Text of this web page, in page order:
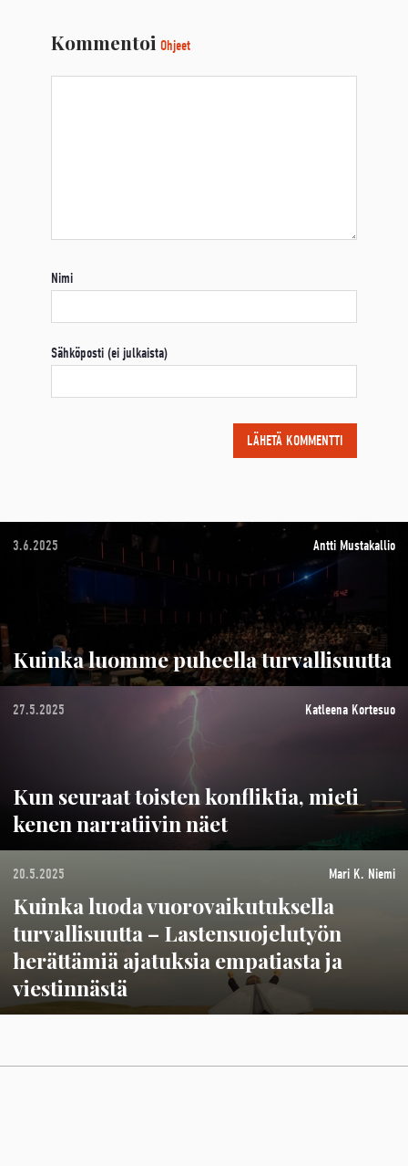
Kommentoi Ohjeet
Nimi
Sähköposti (ei julkaista)
3.6.2025 Antti Mustakallio
Kuinka luomme puheella turvallisuutta
27.5.2025 Katleena Kortesuo
Kun seuraat toisten konfliktia, mieti
kenen narratiivin näet
20.5.2025 Mari K. Niemi
Kuinka luoda vuorovaikutuksella
turvallisuutta – Lastensuojelutyön
herättämiä ajatuksia empatiasta ja
viestinnästä